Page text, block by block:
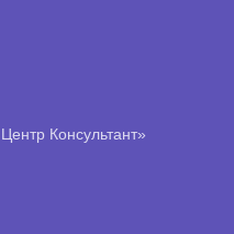
Консультант»